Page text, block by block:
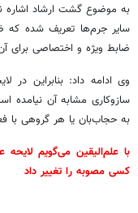
به موضوع گشت ارشاد اشاره
سایر جرم‌ها تعریف شده که
ضابط ویژه و اختصاصی برای
وی ادامه داد: بنابراین
سازوکاری مشابه آن نیامده
به حجاب‌بان یا هر گروهی با
با علم‌الیقین می‌گویم
کسی مصوبه را تغییر داد